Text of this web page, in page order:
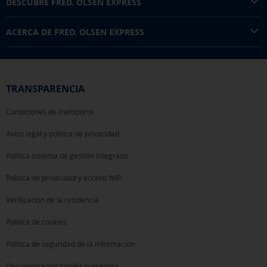
ACERCA DE FRED. OLSEN EXPRESS
TRANSPARENCIA
Condiciones de transporte
Aviso legal y política de privacidad
Política sistema de gestión integrado
Política de privacidad y acceso WiFi
Verificación de la residencia
Política de cookies
Política de seguridad de la información